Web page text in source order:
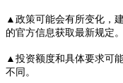
▲政策可能会有所变化，
的官方信息获取最新规定。
▲投资额度和具体要求可
不同。